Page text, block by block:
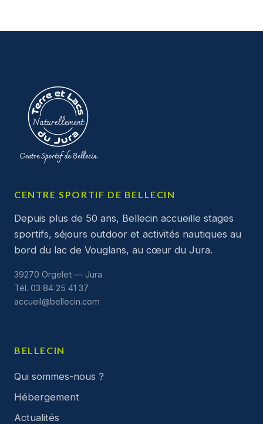
CENTRE SPORTIF DE BELLECIN
Depuis plus de 50 ans, Bellecin accueille stages
sportifs, séjours outdoor et activités nautiques au
bord du lac de Vouglans, au cœur du Jura.
39270 Orgelet — Jura
Tél. 03 84 25 41 37
accueil@bellecin.com
BELLECIN
Qui sommes-nous ?
Hébergement
Actualités